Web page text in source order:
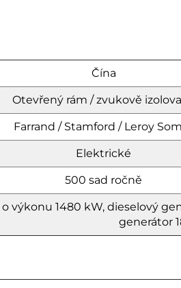
Čína
Otevřený rám / zvukově
Farrand / Stamford / Leroy
Elektrické
500 sad ročně
výkonu 1480 kW, dieselový
generátor